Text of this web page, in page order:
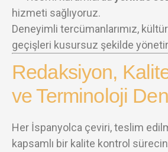
hizmeti sağlıyoruz.
Deneyimli tercümanlarımız,
geçişleri kusursuz şekilde
Redaksiyon,
ve Terminoloji
Her İspanyolca çeviri, teslim
kapsamlı bir kalite kontrol